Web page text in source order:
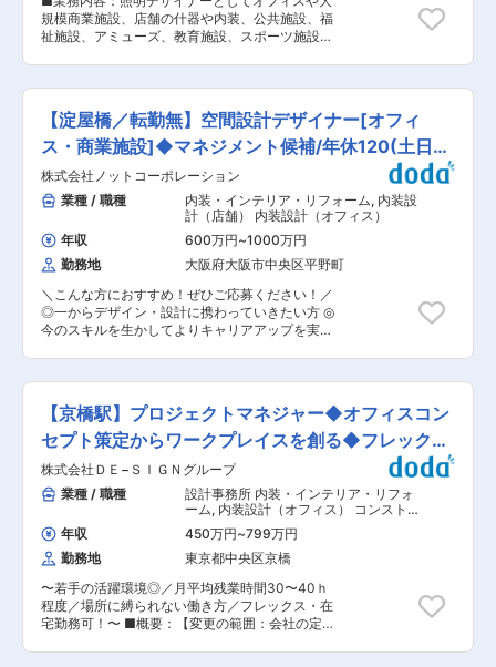
出張や転勤、夜勤などの業務、身体的に無理な残
業等は発生しないよう、従業員の希望や状況を鑑
みて案件を受注しております。 土曜日、日曜日、
祝日は基本的に休みです。案件により出勤の場合
年間休日127日を実現しております。 ■就業環
境： ・現場や打ち合わせへの移動は社用車や公共
交通機関を使用します。 ・現場業務がある時は直
行直帰も可能です。 ・週１日、在宅勤務が可能で
す。（試用期間後〜） ・社員それぞれがスケジュ
ールをフレキシブルに決めることができます。 ■
組織構成： 【内装施工管理】東京4名・大阪6
名・福岡2名 【設計】東京3名・大阪3名・福岡1
名 【営業】東京2名・大阪1名 ■当社の特徴： 〜
ご要望にアイデアを「ひとつまみ」〜 クリエイテ
ィブな発想と施工力をもとに、お客様が持つ個性
と世界観だけでなく、立地エリアの特徴・歴史的
背景もデザインに落とし込むプロデュース力が強
ルジュエリーショップの施工案件では、「つむぐ
想い、きらめく」という経営理念と、生糸の輸出
「糸」をコンセプトに決定。随所に生糸のファブ
リックガラスを取り入れ、シンプルでありながら
気品あふれる空間を演出しました。 変更の範囲：
会社の定める業務
規模商業施設、店舗の什器や内装、公共施設、福
祉施設、アミューズ、教育施設、スポーツ施設、
務詳細： ・営業と同行商談にてクライアント、お
施主様との打合せ。 ニーズやイメージをヒアリン
グ。 ・プランニング、照度分布、回路図、コンセ
プト、提案資料の作成。 ・現場でのライティング
調整作業 ■募集背景：アイリスオーヤマグループ
は多様な事業を展開する中、BtoB事業を拡大して
おります。その中でオフィスや大規模商業施設、
店舗の什器や内装、公共施設、福祉施設、アミュ
ーズ、教育施設、スポーツ施設、ホテルなども注
力事業の一つであり、そちらに向けたトータルデ
ザインを強化していきたいと考え、増員で募集を
行っています。 ■アイリスグループの特徴： ア
イリスグループは「快適生活」をキーワードに、
生活者の潜在的な不満を解消するソリューション
型商品で、暮らしをより豊かで快適にするための
ものづくりを行ってきました。不満解消型商品と
収納ケースを開発しました。日本で大ヒットした
後、海外にもニーズがあると考え、アメリカとヨ
ーロッパで販売。日本と同じく欧米で大ヒット
し、世界中の収納ケースが透明に変わりました。
こうして「しまう収納」から「探す収納」へとそ
の概念を変えたことで、世界の収納文化を変えま
した。世の中は常に変化しており、想定外の出来
事も起こります。移り行く時代の変化にスピーデ
ィに対応し、グループ力を最大限に活用するこ
と。それが新しい需要と市場を創造することであ
り、使命だと考えます。アイリスグループはこれ
からも、企業理念にあるように「健全な成長を続
けることにより社会貢献する」企業であり続けま
【淀屋橋／転勤無】空間設計デザイナー[オフィ
ス・商業施設]◆マネジメント候補/年休120(土日
祝)
株式会社ノットコーポレーション
業種 / 職種
内装・インテリア・リフォーム, 内装設
計（店舗） 内装設計（オフィス）
年収
600万円~1000万円
勤務地
大阪府大阪市中央区平野町
＼こんな方におすすめ！ぜひご応募ください！／
◎一からデザイン・設計に携わっていきたい方 ◎
今のスキルを生かしてよりキャリアアップを実現
る当社で、空間デザイナーとして、建物のリモデ
ルやリノベーションの設計業務をお任せします。
■業務詳細： （1）オーナーさまのお困りごとを
ヒアリング 営業担当が中心となり、オーナーにア
プローチ。テナントの入りが悪い、老朽化が進ん
でいるので新しくしたい等、ニーズをキャッチア
ップします。 （2）解決に向けて、コンセプトメ
イキングから担当 お客様と目標を共有し、課題解
決に向けて、トレンドを取り入れつつゼロからプ
ランを練ります。営業と一緒に現地調査に出かけ
ることも。 （3）社内で打ち合わせを重ね、提案
へ 社内チームで協力してプランを決定。図面やパ
ースに落とし込み、提案書を固めていきす。提案
の場はコンペとなる場合も多く、営業と一緒に提
案することもあります。 （4）受注後は、完成ま
で見守ります 施工担当のチームと協力して工事の
【京橋駅】プロジェクトマネジャー◆オフィスコン
セプト策定からワークプレイスを創る◆フレック
ス・在宅◎
株式会社ＤＥ−ＳＩＧＮグループ
業種 / 職種
設計事務所 内装・インテリア・リフォ
ーム, 内装設計（オフィス） コンスト
ラクションマネジメント・PM・
FM（施主側）
年収 450万円~799万円
勤務地
東京都中央区京橋
〜若手の活躍環境◎／月平均残業時間30〜40ｈ
程度／場所に縛られない働き方／フレックス・在
宅勤務可！〜 ■概要：【変更の範囲：会社の定め